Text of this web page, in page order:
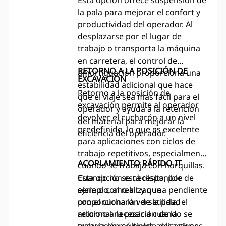
la pala para mejorar el confort y
productividad del operador. Al
desplazarse por el lugar de
trabajo o transporta la máquina
en carretera, el control de
amortiguación proporciona una
estabilidad adicional que hace
que el viaje sea más fácil para el
operador y ayuda a la retención
del material para mejorar la
eficiencia del operador.
RETORNO A LA POSICIÓN DE
EXCAVACIÓN
Retorno a la posición de
excavación permite al operador
devolver el cucharón a un nivel
predefinido, lo que es excelente
para aplicaciones con ciclos de
trabajo repetitivos, especialmente
cuando se trabaja con horquillas.
Cuando no se necesita, por
ejemplo, al realizar una pendiente
con el cucharón de la pala, el
retorno a la posición de la
ACOPLAMIENTO RÁPIDO IT
Esta opción está disponible de
serie o como kit y que
proporciona la versatilidad
adicional necesaria cuando se